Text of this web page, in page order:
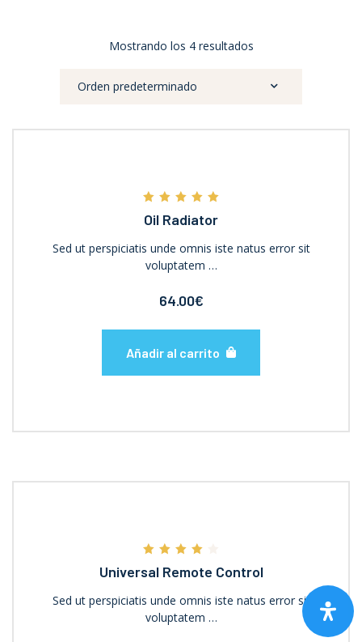
Mostrando los 4 resultados
5.00
Oil Radiator
Sed ut perspiciatis unde omnis iste natus error sit
voluptatem …
64.00€
Añadir al carrito
con
de 5
Universal Remote Control
Sed ut perspiciatis unde omnis iste natus error sit
voluptatem …